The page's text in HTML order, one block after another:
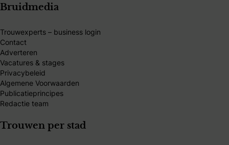
Bruidmedia
Trouwexperts – business login
Contact
Adverteren
Vacatures & stages
Privacybeleid
Algemene Voorwaarden
Publicatieprincipes
Redactie team
Trouwen per stad